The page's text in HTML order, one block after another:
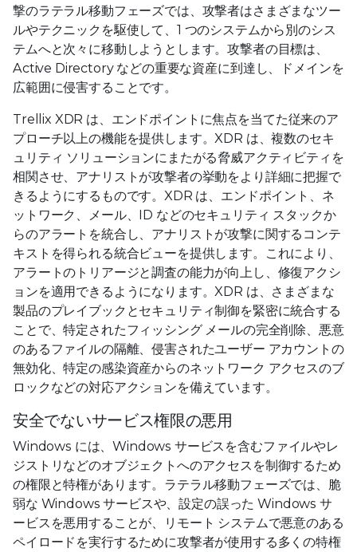
撃のラテラル移動フェーズでは、攻撃者はさまざまなツー
ルやテクニックを駆使して、1 つのシステムから別のシス
テムへと次々に移動しようとします。攻撃者の目標は、
Active Directory などの重要な資産に到達し、ドメインを
広範囲に侵害することです。
Trellix XDR は、エンドポイントに焦点を当てた従来のア
プローチ以上の機能を提供します。XDR は、複数のセキ
ュリティ ソリューションにまたがる脅威アクティビティを
相関させ、アナリストが攻撃者の挙動をより詳細に把握で
きるようにするものです。XDR は、エンドポイント、ネ
ットワーク、メール、ID などのセキュリティ スタックか
らのアラートを統合し、アナリストが攻撃に関するコンテ
キストを得られる統合ビューを提供します。これにより、
アラートのトリアージと調査の能力が向上し、修復アクシ
ョンを適用できるようになります。XDR は、さまざまな
製品のプレイブックとセキュリティ制御を緊密に統合する
ことで、特定されたフィッシング メールの完全削除、悪意
のあるファイルの隔離、侵害されたユーザー アカウントの
無効化、特定の感染資産からのネットワーク アクセスのブ
ロックなどの対応アクションを備えています。
安全でないサービス権限の悪用
Windows には、Windows サービスを含むファイルやレ
ジストリなどのオブジェクトへのアクセスを制御するため
の権限と特権があります。ラテラル移動フェーズでは、脆
弱な Windows サービスや、設定の誤った Windows サ
ービスを悪用することが、リモート システムで悪意のある
ペイロードを実行するために攻撃者が使用する多くの特権